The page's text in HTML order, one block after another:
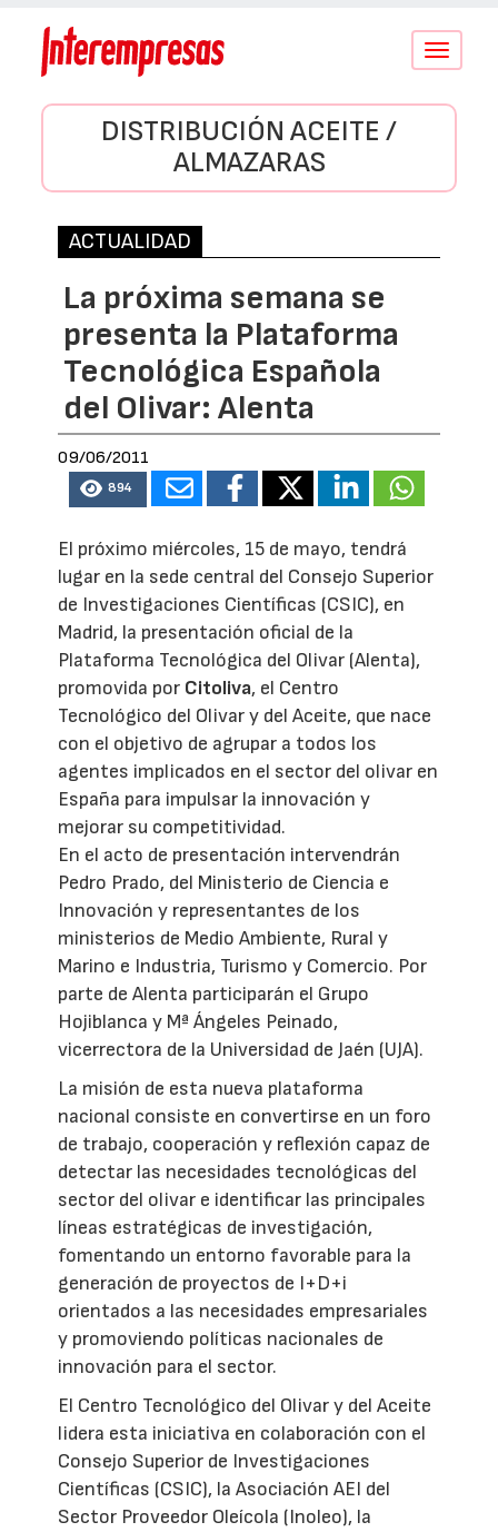
Conmutar
DISTRIBUCIÓN ACEITE /
ALMAZARAS
ACTUALIDAD
La próxima semana se
presenta la Plataforma
Tecnológica Española
del Olivar: Alenta
09/06/2011
894
El próximo miércoles, 15 de mayo, tendrá
lugar en la sede central del Consejo Superior
de Investigaciones Científicas (CSIC), en
Madrid, la presentación oficial de la
Plataforma Tecnológica del Olivar (Alenta),
promovida por Citoliva, el Centro
Tecnológico del Olivar y del Aceite, que nace
con el objetivo de agrupar a todos los
agentes implicados en el sector del olivar en
España para impulsar la innovación y
mejorar su competitividad.
En el acto de presentación intervendrán
Pedro Prado, del Ministerio de Ciencia e
Innovación y representantes de los
ministerios de Medio Ambiente, Rural y
Marino e Industria, Turismo y Comercio. Por
parte de Alenta participarán el Grupo
Hojiblanca y Mª Ángeles Peinado,
vicerrectora de la Universidad de Jaén (UJA).
La misión de esta nueva plataforma
nacional consiste en convertirse en un foro
de trabajo, cooperación y reflexión capaz de
detectar las necesidades tecnológicas del
sector del olivar e identificar las principales
líneas estratégicas de investigación,
fomentando un entorno favorable para la
generación de proyectos de I+D+i
orientados a las necesidades empresariales
y promoviendo políticas nacionales de
innovación para el sector.
El Centro Tecnológico del Olivar y del Aceite
lidera esta iniciativa en colaboración con el
Consejo Superior de Investigaciones
Científicas (CSIC), la Asociación AEI del
Sector Proveedor Oleícola (Inoleo), la